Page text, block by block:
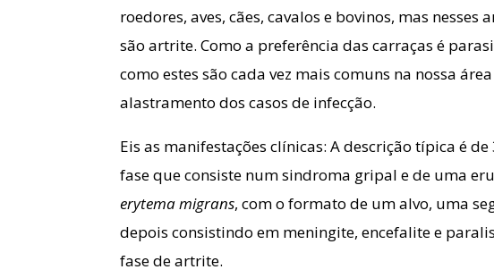
roedores, aves, cães, cavalos e bovinos, mas
são artrite. Como a preferência das carraças é
como estes são cada vez mais comuns na nossa
alastramento dos casos de infecção.
Eis as manifestações clínicas: A descrição típica é
fase que consiste num sindroma gripal e de uma
erytema migrans, com o formato de um alvo, uma
depois consistindo em meningite, encefalite e
fase de artrite.